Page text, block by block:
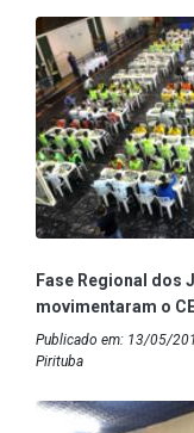
Fase Regional dos
movimentaram o
Publicado em: 13/05/
Pirituba